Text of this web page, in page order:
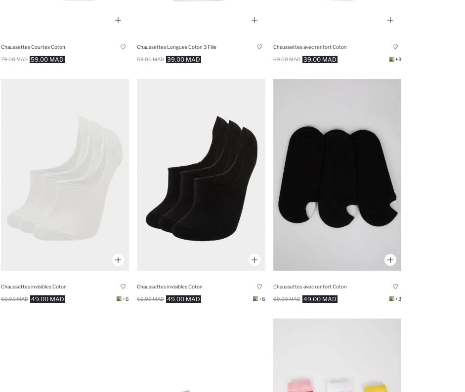
Chaussettes Courtes Coton
59.00 MAD
79.00 MAD
Chaussettes Longues Coton 3 Fille
39.00 MAD
59.00 MAD
Chaussettes avec renfort Coton
39.00 MAD
69.00 MAD +3
Chaussettes invisibles Coton
49.00 MAD
69.00 MAD +6
Chaussettes invisibles Coton
49.00 MAD
69.00 MAD +6
Chaussettes avec renfort Coton
49.00 MAD
69.00 MAD +3